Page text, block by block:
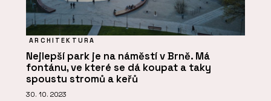
ARCHITEKTURA
Nejlepší park je na náměstí v Brně. Má
fontánu, ve které se dá koupat a taky
spoustu stromů a keřů
30. 10. 2023